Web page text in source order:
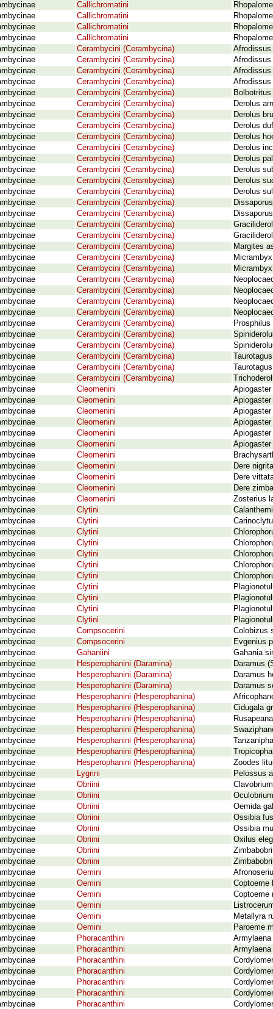
Callichromatini
Callichromatini
Callichromatini
Callichromatini
Cerambycini (Cerambycina)
Afrodissus
Cerambycini (Cerambycina)
Afrodissus
Cerambycini (Cerambycina)
Afrodissus
Cerambycini (Cerambycina)
Afrodissus
Cerambycini (Cerambycina)
Cerambycini (Cerambycina)
Derolus
Cerambycini (Cerambycina)
Derolus
Cerambycini (Cerambycina)
Derolus
Cerambycini (Cerambycina)
Derolus
Cerambycini (Cerambycina)
Derolus
Cerambycini (Cerambycina)
Derolus
Cerambycini (Cerambycina)
Derolus
Cerambycini (Cerambycina)
Derolus
Cerambycini (Cerambycina)
Derolus
Cerambycini (Cerambycina)
Cerambycini (Cerambycina)
Cerambycini (Cerambycina)
Cerambycini (Cerambycina)
Cerambycini (Cerambycina)
Margites
Cerambycini (Cerambycina)
Cerambycini (Cerambycina)
Cerambycini (Cerambycina)
Cerambycini (Cerambycina)
Cerambycini (Cerambycina)
Cerambycini (Cerambycina)
Cerambycini (Cerambycina)
Cerambycini (Cerambycina)
Cerambycini (Cerambycina)
Cerambycini (Cerambycina)
Cerambycini (Cerambycina)
Cerambycini (Cerambycina)
Cleomenini
Cleomenini
Cleomenini
Cleomenini
Cleomenini
Cleomenini
Apiogaster
Cleomenini
Cleomenini
Dere
Cleomenini
Dere
Cleomenini
Dere
Cleomenini
Zosterius
Clytini
Clytini
Clytini
Clytini
Clytini
Clytini
Clytini
Clytini
Clytini
Clytini
Clytini
Compsocerini
Colobizus
Compsocerini
Evgenius
Gahaniini
Gahania
Hesperophanini (Daramina)
Daramus
Hesperophanini (Daramina)
Daramus
Hesperophanini (Daramina)
Daramus
Hesperophanini (Hesperophanina)
Hesperophanini (Hesperophanina)
Cidugala
Hesperophanini (Hesperophanina)
Hesperophanini (Hesperophanina)
Hesperophanini (Hesperophanina)
Hesperophanini (Hesperophanina)
Hesperophanini (Hesperophanina)
Zoodes
Lygrini
Pelossus
Obriini
Obriini
Obriini
Oemida
Obriini
Ossibia
Obriini
Ossibia
Obriini
Oxilus
Obriini
Obriini
Oemini
Oemini
Coptoeme
Oemini
Coptoeme
Oemini
Oemini
Metallyra
Oemini
Paroeme
Phoracanthini
Phoracanthini
Armylaena
Phoracanthini
Phoracanthini
Phoracanthini
Phoracanthini
Phoracanthini